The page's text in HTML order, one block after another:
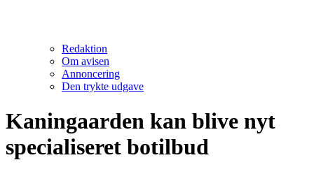
Redaktion
Om avisen
Annoncering
Den trykte udgave
Kaningaarden kan blive nyt
specialiseret botilbud